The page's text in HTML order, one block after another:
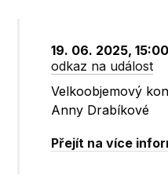
19. 06. 2025,
odkaz na událost
Velkoobjemový
Anny Drabíkové
Přejít na více